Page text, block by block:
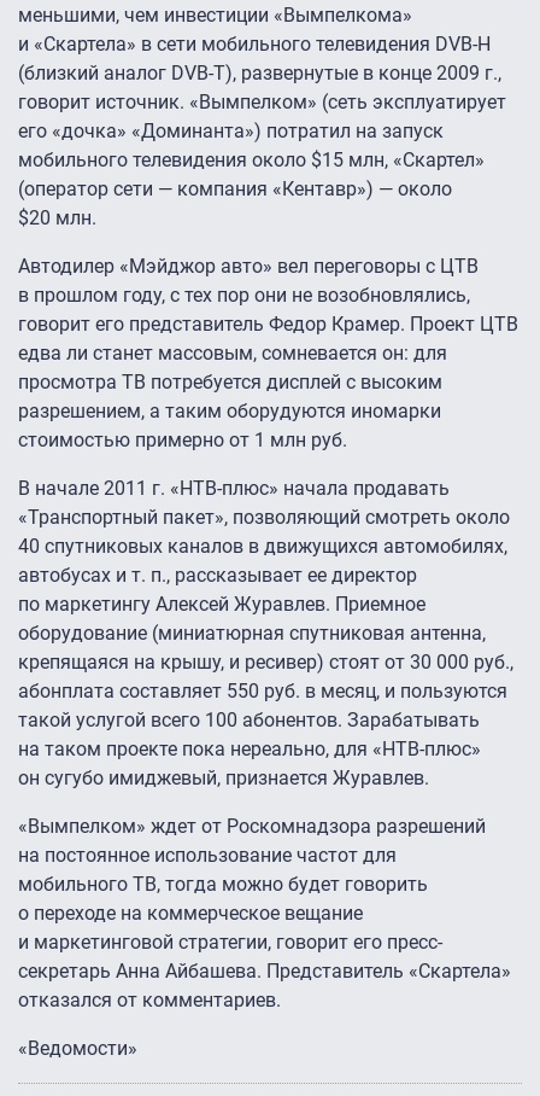
меньшими, чем инвестиции «Вымпелкома»
и «Скартела» в сети мобильного телевидения DVB-H
(близкий аналог DVB-T), развернутые в конце 2009 г.,
говорит источник. «Вымпелком» (сеть эксплуатирует
его «дочка» «Доминанта») потратил на запуск
мобильного телевидения около $15 млн, «Скартел»
(оператор сети — компания «Кентавр») — около
$20 млн.
Автодилер «Мэйджор авто» вел переговоры с ЦТВ
в прошлом году, с тех пор они не возобновлялись,
говорит его представитель Федор Крамер. Проект ЦТВ
едва ли станет массовым, сомневается он: для
просмотра ТВ потребуется дисплей с высоким
разрешением, а таким оборудуются иномарки
стоимостью примерно от 1 млн руб.
В начале 2011 г. «НТВ-плюс» начала продавать
«Транспортный пакет», позволяющий смотреть около
40 спутниковых каналов в движущихся автомобилях,
автобусах и т. п., рассказывает ее директор
по маркетингу Алексей Журавлев. Приемное
оборудование (миниатюрная спутниковая антенна,
крепящаяся на крышу, и ресивер) стоят от 30 000 руб.,
абонплата составляет 550 руб. в месяц, и пользуются
такой услугой всего 100 абонентов. Зарабатывать
на таком проекте пока нереально, для «НТВ-плюс»
он сугубо имиджевый, признается Журавлев.
«Вымпелком» ждет от Роскомнадзора разрешений
на постоянное использование частот для
мобильного ТВ, тогда можно будет говорить
о переходе на коммерческое вещание
и маркетинговой стратегии, говорит его пресс-
секретарь Анна Айбашева. Представитель «Скартела»
отказался от комментариев.
«Ведомости»